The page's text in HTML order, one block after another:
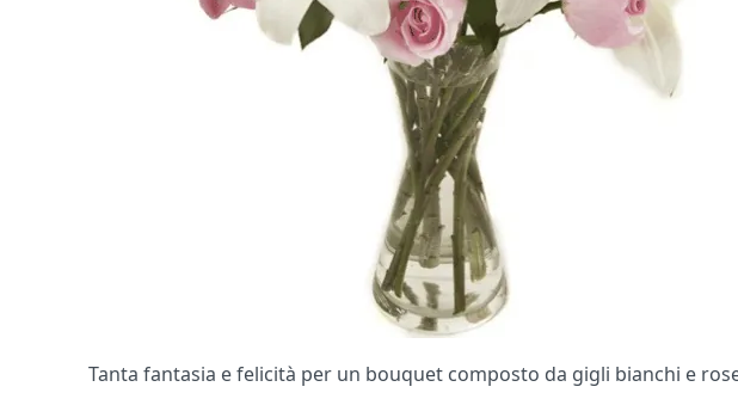
Tanta fantasia e felicità per un bouquet composto da gigli bianchi e